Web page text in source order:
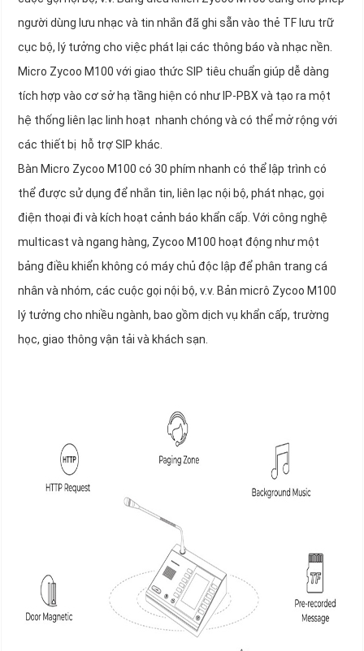
người dùng lưu nhạc và tin nhắn đã ghi sẵn vào thẻ TF lưu trữ
cục bộ, lý tưởng cho việc phát lại các thông báo và nhạc nền.
Micro Zycoo M100 với giao thức SIP tiêu chuẩn giúp dễ dàng
tích hợp vào cơ sở hạ tầng hiện có như IP-PBX và tạo ra một
hệ thống liên lạc linh hoạt nhanh chóng và có thể mở rộng với
các thiết bị hỗ trợ SIP khác.
Bàn Micro Zycoo M100 có 30 phím nhanh có thể lập trình có
thể được sử dụng để nhắn tin, liên lạc nội bộ, phát nhạc, gọi
điện thoại đi và kích hoạt cảnh báo khẩn cấp. Với công nghệ
multicast và ngang hàng, Zycoo M100 hoạt động như một
bảng điều khiển không có máy chủ độc lập để phân trang cá
nhân và nhóm, các cuộc gọi nội bộ, v.v. Bản micrô Zycoo M100
lý tưởng cho nhiều ngành, bao gồm dịch vụ khẩn cấp, trường
học, giao thông vận tải và khách sạn.